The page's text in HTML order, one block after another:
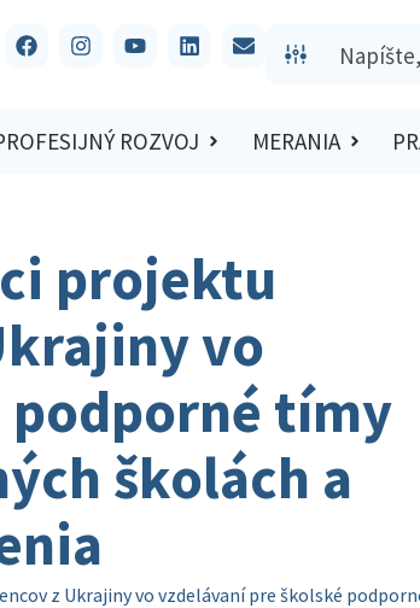
ROZVOJ MERANIA
projektu
vo
podporné tímy
školách a
z Ukrajiny vo vzdelávaní pre školské